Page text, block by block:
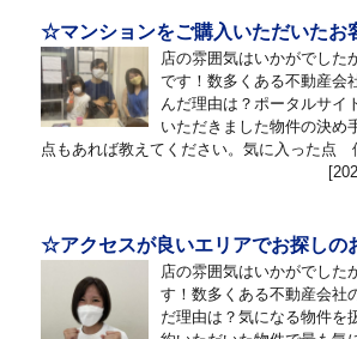
☆マンションをご購入いただいた
店の雰囲気はいかがでした
です！数多くある不動産会
んだ理由は？ポータルサイ
いただきました物件の決め
点もあれば教えてください。気に入った点
☆アクセスが良いエリアでお探し
店の雰囲気はいかがでした
す！数多くある不動産会社
だ理由は？気になる物件を